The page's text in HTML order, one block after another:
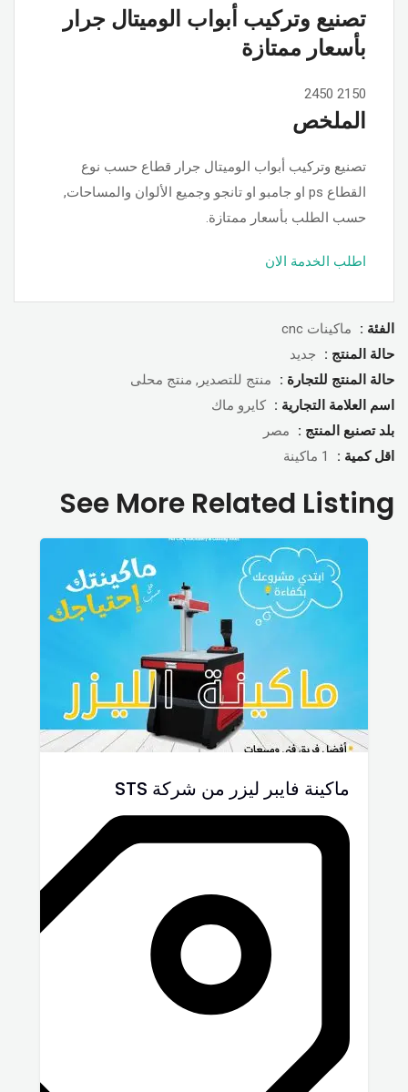
تصنيع وتركيب أبواب الوميتال جرار
بأسعار ممتازة
2150
2450
الملخص
تصنيع وتركيب أبواب الوميتال جرار قطاع حسب نوع
القطاع ps او جامبو او تانجو وجميع الألوان والمساحات,
حسب الطلب بأسعار ممتازة.
اطلب الخدمة الان
الفئة :
ماكينات cnc
حالة المنتج :
جديد
حالة المنتج للتجارة :
منتج للتصدير, منتج محلى
اسم العلامة التجارية : كايرو ماك
بلد تصنبع المنتج :
مصر
اقل كمية :
1 ماكينة
See More Related Listing
ماكينة فايبر ليزر من شركة STS